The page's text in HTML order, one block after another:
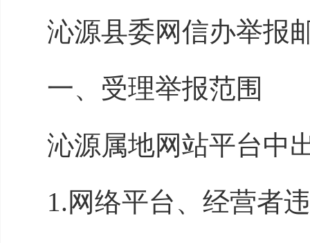
沁源县委网信办举报
一、受理举报范围
沁源属地网站平台中
1.网络平台、经营者